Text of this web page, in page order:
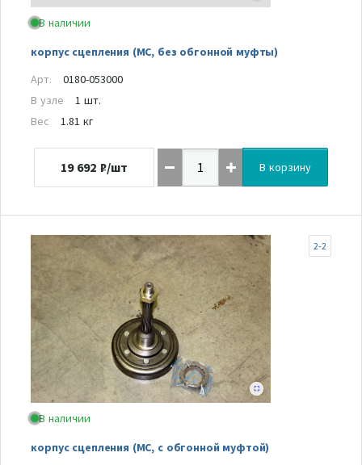
В наличии
корпус сцепления (MC, без обгонной муфты)
Арт.
0180-053000
В узле
1 шт.
Вес
1.81 кг
19 692 ₽/шт В корзину
В наличии
корпус сцепления (MC, с обгонной муфтой)
2-2